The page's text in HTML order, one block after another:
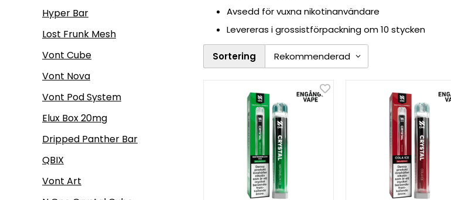
Hyper Bar
Lost Frunk Mesh
Vont Cube
Vont Nova
Vont Pod System
Elux Box 20mg
Dripped Panther Bar
QBIX
Vont Art
Avsedd för vuxna nikotinanvändare
Levereras i grossistförpackning om 10 stycken
Sortering